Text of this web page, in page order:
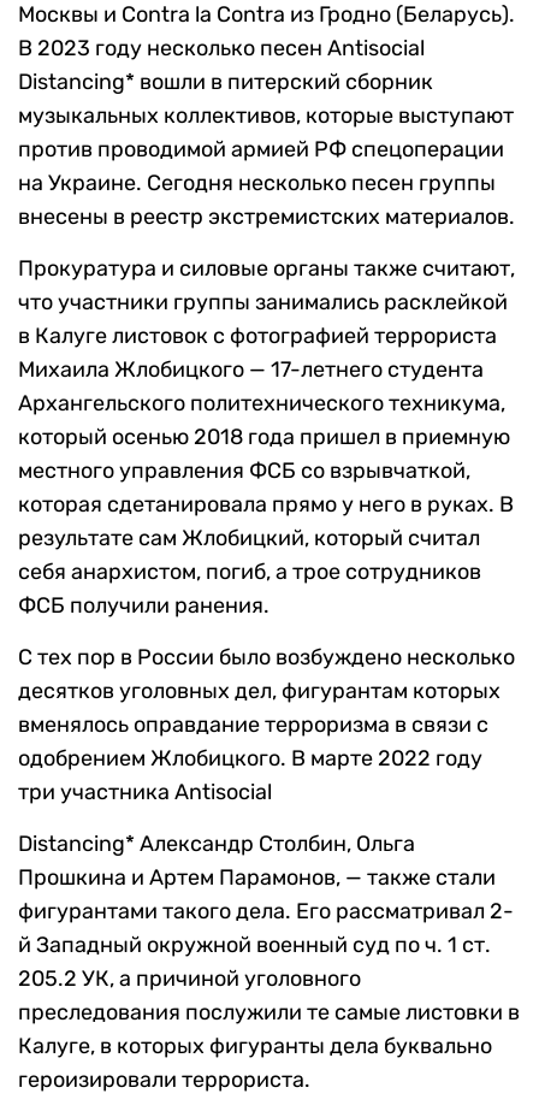
Москвы и Contra la Contra из Гродно (Беларусь).
В 2023 году несколько песен Antisocial
Distancing* вошли в питерский сборник
музыкальных коллективов, которые выступают
против проводимой армией РФ спецоперации
на Украине. Сегодня несколько песен группы
внесены в реестр экстремистских материалов.
Прокуратура и силовые органы также считают,
что участники группы занимались расклейкой
в Калуге листовок с фотографией террориста
Михаила Жлобицкого — 17-летнего студента
Архангельского политехнического техникума,
который осенью 2018 года пришел в приемную
местного управления ФСБ со взрывчаткой,
которая сдетанировала прямо у него в руках. В
результате сам Жлобицкий, который считал
себя анархистом, погиб, а трое сотрудников
ФСБ получили ранения.
С тех пор в России было возбуждено несколько
десятков уголовных дел, фигурантам которых
вменялось оправдание терроризма в связи с
одобрением Жлобицкого. В марте 2022 году
три участника Antisocial
Distancing* Александр Столбин, Ольга
Прошкина и Артем Парамонов, — также стали
фигурантами такого дела. Его рассматривал 2-
й Западный окружной военный суд по ч. 1 ст.
205.2 УК, а причиной уголовного
преследования послужили те самые листовки в
Калуге, в которых фигуранты дела буквально
героизировали террориста.